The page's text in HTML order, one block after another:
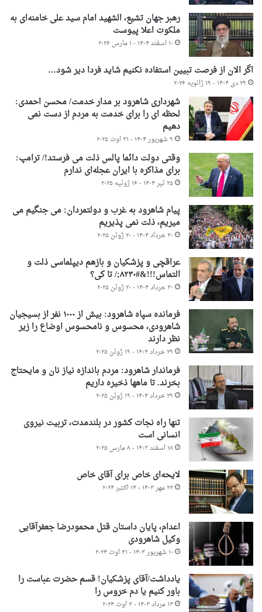
رهبر جهان تشیع، الشهید امام سید علی خامنه‌ای به
ملکوت اعلا پیوست
۱۰ اسفند ۱۴۰۴ - ۱ مارس ۲۰۲۶
اگر الان از فرصت تبیین استفاده نکنیم شاید فردا دیر شود…
۲۹ دی ۱۴۰۴ - ۱۹ ژانویه ۲۰۲۶
شهرداری شاهرود بر مدار خدمت/ محسن احمدی:
لحظه ای را برای خدمت به مردم از دست نمی
دهیم
۹ شهریور ۱۴۰۴ - ۳۱ اوت ۲۰۲۵
وقتی دولت دائما پالس ذلت می فرستد!/ ترامپ:
برای مذاکره با ایران عجله‌ای ندارم
۲۵ تیر ۱۴۰۴ - ۱۶ ژوئیه ۲۰۲۵
پیام شاهرود به غرب و دولتمردان: می جنگیم می
میریم، ذلت نمی پذیریم
۳۰ خرداد ۱۴۰۴ - ۲۰ ژوئن ۲۰۲۵
عراقچی و پزشکیان و بازهم دیپلماسی ذلت و
التماس!!!&#۸۲۳۰;/ تا کی؟
۳۰ خرداد ۱۴۰۴ - ۲۰ ژوئن ۲۰۲۵
فرمانده سپاه شاهرود: بیش از ۱۰۰۰ نفر از بسیجیان
شاهرودی، محسوس و نامحسوس اوضاع را زیر
نظر دارند
۲۹ خرداد ۱۴۰۴ - ۱۹ ژوئن ۲۰۲۵
فرماندار شاهرود: مردم باندازه نیاز نان و مایحتاج
بخرند. تا ماهها ذخیره داریم
۲۹ خرداد ۱۴۰۴ - ۱۹ ژوئن ۲۰۲۵
تنها راه نجات کشور در بلندمدت، تربیت نیروی
انسانی است
۱۸ اسفند ۱۴۰۳ - ۸ مارس ۲۰۲۵
لایحه‌ای خاص برای آقای خاص
۲۳ مهر ۱۴۰۳ - ۱۴ اکتبر ۲۰۲۴
اعدام، پایان داستان قتل محمودرضا جعفرآقایی
وکیل شاهرودی
۱۰ شهریور ۱۴۰۳ - ۳۱ اوت ۲۰۲۴
یادداشت/آقای پزشکیان! قسم حضرت عباست را
باور کنیم یا دم خروس را
۱۳ مرداد ۱۴۰۳ - ۳ اوت ۲۰۲۴